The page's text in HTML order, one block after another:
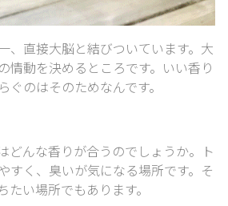
、直接大脳と結びついています。 大
情動を決めるところです。 いい香り
ぐのはそのためなんです。
どんな香りが合うのでしょうか。
ト
すく、臭いが気になる場所です。 そ
たい場所でもあります。